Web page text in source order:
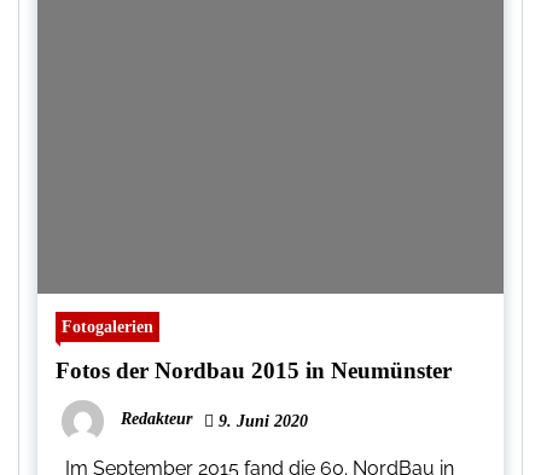
Fotogalerien
Fotos der Nordbau 2015 in Neumünster
Redakteur 9. Juni 2020
Im September 2015 fand die 60. NordBau in